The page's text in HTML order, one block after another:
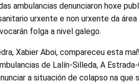
ambulancias denunciaron hoxe
urxente e non urxente da
folga a nivel galego.
Xabier Aboi, compareceu esta
de Lalín-Silleda, A Estrada-
a situación de colapso na que